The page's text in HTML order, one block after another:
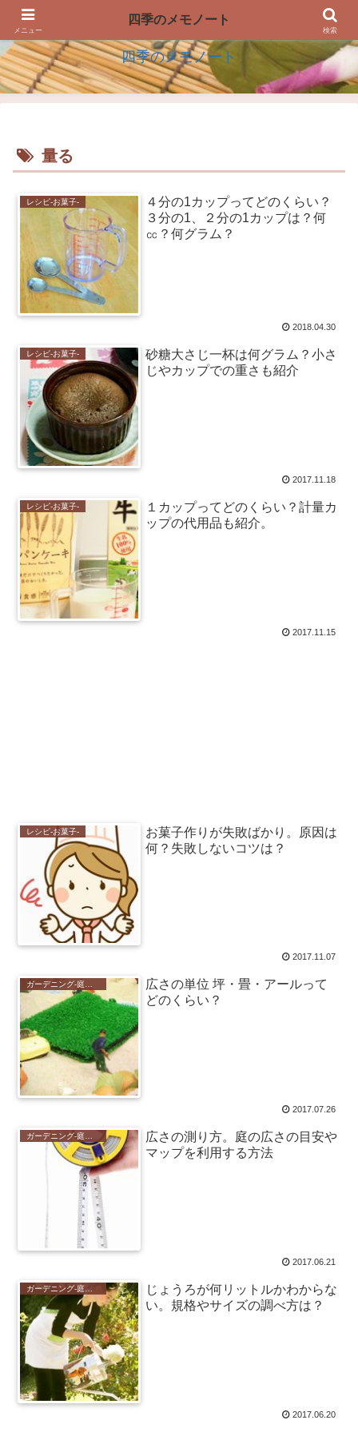
四季の生活を楽しむアイデアのメモノート
四季のメモノート
量る
レシピ-お菓子-
４分の1カップってどのくらい？
３分の1、２分の1カップは？何
㏄？何グラム？
2018.04.30
レシピ-お菓子-
砂糖大さじ一杯は何グラム？小さ
じやカップでの重さも紹介
2017.11.18
レシピ-お菓子-
１カップってどのくらい？計量カ
ップの代用品も紹介。
2017.11.15
レシピ-お菓子-
お菓子作りが失敗ばかり。原因は
何？失敗しないコツは？
2017.11.07
広さの単位 坪・畳・アールって
どのくらい？
2017.07.26
ガーデニング-庭仕事-
広さの測り方。庭の広さの目安や
マップを利用する方法
2017.06.21
じょうろが何リットルかわからな
い。規格やサイズの調べ方は？
2017.06.20
メニュー
四季のメモノート
検索